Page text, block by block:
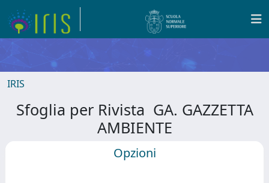
IRIS
Sfoglia per Rivista GA. GAZZETTA
AMBIENTE
Opzioni